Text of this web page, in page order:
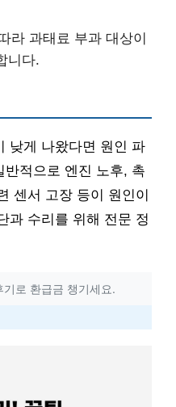
라 과태료 부과 대상이
니다.
낮게 나왔다면 원인 파
적으로 엔진 노후, 촉
센서 고장 등이 원인이
과 수리를 위해 전문 정
기로 환급금 챙기세요.